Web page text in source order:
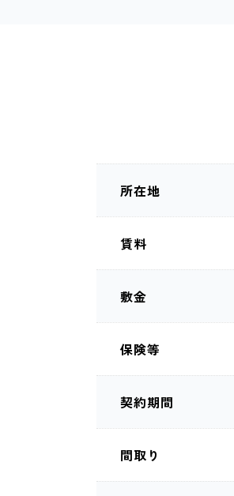
所在地
賃料
敷金
保険等
契約期間
間取り